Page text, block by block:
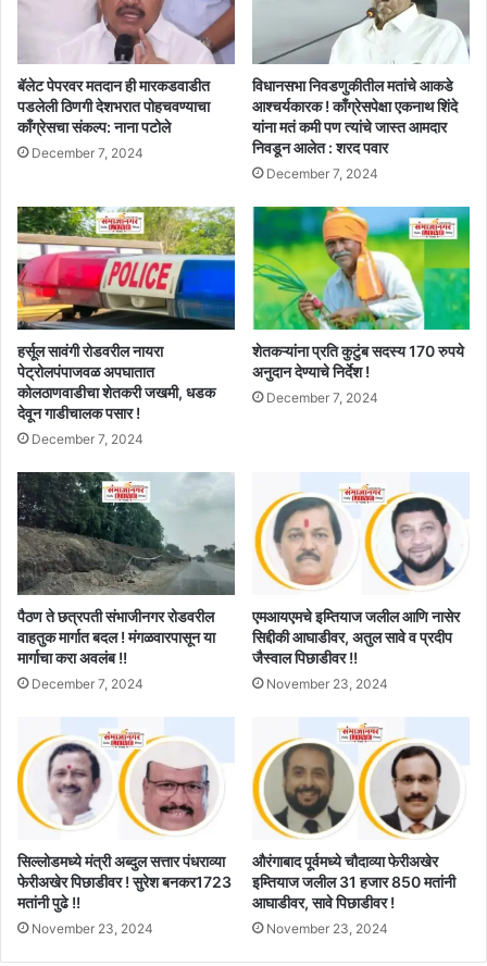
बॅलेट पेपरवर मतदान ही मारकडवाडीत
पडलेली ठिणगी देशभरात पोहचवण्याचा
काँग्रेसचा संकल्प: नाना पटोले
December 7, 2024
विधानसभा निवडणुकीतील मतांचे आकडे
आश्चर्यकारक ! काँग्रेसपेक्षा एकनाथ शिंदे
यांना मतं कमी पण त्यांचे जास्त आमदार
निवडून आलेत : शरद पवार
December 7, 2024
हर्सूल सावंगी रोडवरील नायरा
पेट्रोलपंपाजवळ अपघातात
कोलठाणवाडीचा शेतकरी जखमी, धडक
देवून गाडीचालक पसार !
December 7, 2024
शेतकऱ्यांना प्रति कुटुंब सदस्य 170 रुपये
अनुदान देण्याचे निर्देश !
December 7, 2024
पैठण ते छत्रपती संभाजीनगर रोडवरील
वाहतुक मार्गात बदल ! मंगळवारपासून या
मार्गाचा करा अवलंब !!
December 7, 2024
एमआयएमचे इम्तियाज जलील आणि नासेर
सिद्दीकी आघाडीवर, अतुल सावे व प्रदीप
जैस्वाल पिछाडीवर !!
November 23, 2024
सिल्लोडमध्ये मंत्री अब्दुल सत्तार पंधराव्या
फेरीअखेर पिछाडीवर ! सुरेश बनकर1723
मतांनी पुढे !!
November 23, 2024
औरंगाबाद पूर्वमध्ये चौदाव्या फेरीअखेर
इम्तियाज जलील 31 हजार 850 मतांनी
आघाडीवर, सावे पिछाडीवर !
November 23, 2024